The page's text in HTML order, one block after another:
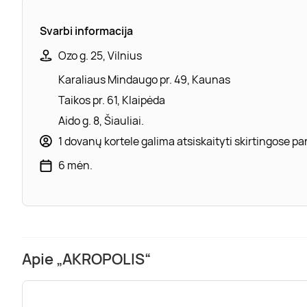
Svarbi informacija
Ozo g. 25, Vilnius
Karaliaus Mindaugo pr. 49, Kaunas
Taikos pr. 61, Klaipėda
Aido g. 8, Šiauliai.
1 dovanų kortele galima atsiskaityti skirtingose
6 mėn.
Apie „AKROPOLIS“